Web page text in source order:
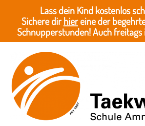
Lass dein Kind kostenlos
Sichere dirhiereine der
Schnupperstunden! Auch